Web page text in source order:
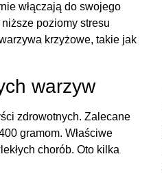
włączają do swojego
poziomy stresu
krzyżowe, takie jak
warzyw
zdrowotnych. Zalecane
gramom. Właściwe
chorób. Oto kilka